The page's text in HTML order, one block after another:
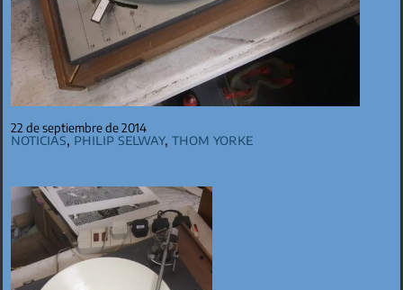
22 de septiembre de 2014
Noticias, Philip Selway,Thom Yorke